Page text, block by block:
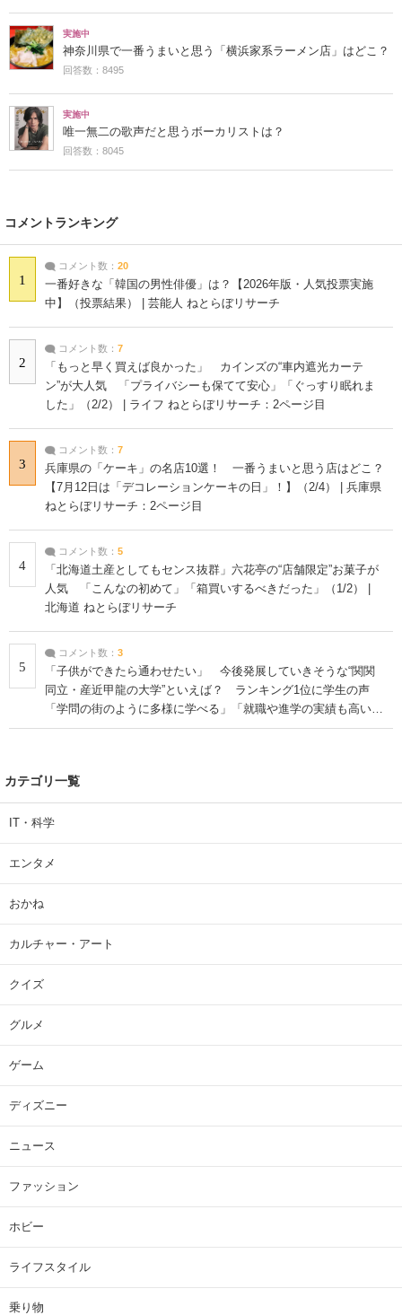
実施中
神奈川県で一番うまいと思う「横浜家系ラーメン店」はどこ？
回答数：8495
実施中
唯一無二の歌声だと思うボーカリストは？
回答数：8045
コメントランキング
1
コメント数： 20
一番好きな「韓国の男性俳優」は？【2026年版・人気投票実施
中】（投票結果） | 芸能人 ねとらぼリサーチ
2
コメント数： 7
「もっと早く買えば良かった」 カインズの“車内遮光カーテ
ン”が大人気 「プライバシーも保てて安心」「ぐっすり眠れま
した」（2/2） | ライフ ねとらぼリサーチ：2ページ目
3
コメント数： 7
兵庫県の「ケーキ」の名店10選！ 一番うまいと思う店はどこ？
【7月12日は「デコレーションケーキの日」！】（2/4） | 兵庫県
ねとらぼリサーチ：2ページ目
4
コメント数： 5
「北海道土産としてもセンス抜群」六花亭の“店舗限定”お菓子が
人気 「こんなの初めて」「箱買いするべきだった」（1/2） |
北海道 ねとらぼリサーチ
5
コメント数： 3
「子供ができたら通わせたい」 今後発展していきそうな“関関
同立・産近甲龍の大学”といえば？ ランキング1位に学生の声
「学問の街のように多様に学べる」「就職や進学の実績も高い」
| 大学 ねとらぼリサーチ
カテゴリ一覧
IT・科学
エンタメ
おかね
カルチャー・アート
クイズ
グルメ
ゲーム
ディズニー
ニュース
ファッション
ホビー
ライフスタイル
乗り物